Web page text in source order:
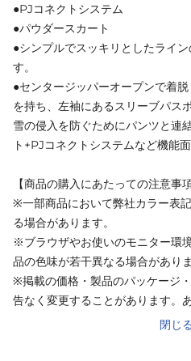
●PJコネクトシステム
●パウダースカート
●シンプルでスッキリとしたライ
す。
●センタージッパーオープンで着
を持ち、左袖にあるスリーブパス
雪の侵入を防ぐためにパンツと連
ト+PJコネクトシステムなど機能
【商品の購入にあたっての注意事項
※一部商品において弊社カラー表
る場合があります。
※ブラウザやお使いのモニター環
品の色味が若干異なる場合がありま
※掲載の価格・製品のパッケージ
告なく変更することがあります。
閉じる